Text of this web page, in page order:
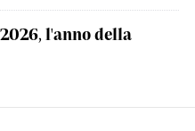
l'anno della